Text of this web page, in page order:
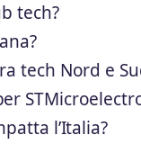
tech?
tech Nord e
l’Italia?